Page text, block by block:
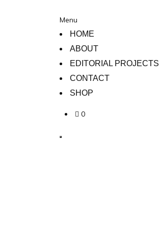
Menu
HOME
ABOUT
EDITORIAL PROJECTS
CONTACT
SHOP
0